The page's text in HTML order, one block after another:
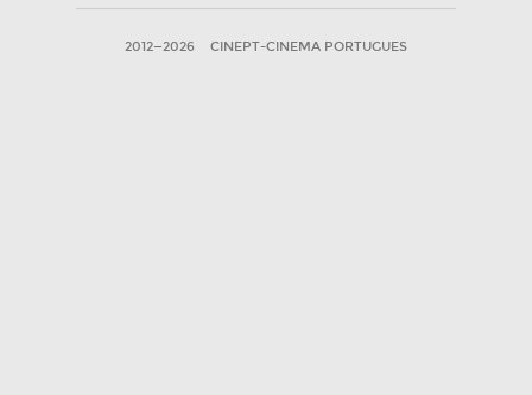
2012—2026 CINEPT-CINEMA PORTUGUES